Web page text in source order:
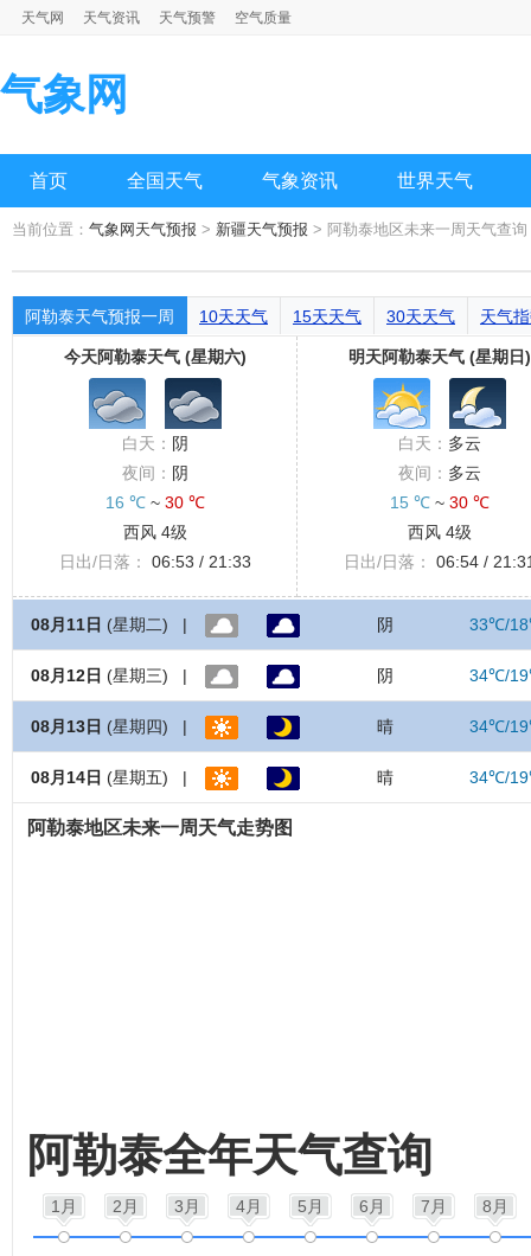
天气网 天气资讯 天气预警 空气质量
气象网
首页 全国天气 气象资讯 世界天气
当前位置： 气象网天气预报 > 新疆天气预报 > 阿勒泰地区未来一周天气查询
阿勒泰天气预报一周 10天天气 15天天气 30天天气 天气
今天阿勒泰天气 (星期六)
白天： 阴
夜间： 阴
16 ℃~ 30 ℃
西风 4级
日出/日落：
06:53 / 21:33
明天阿勒泰天气 (星期日)
白天： 多云
夜间： 多云
15 ℃~ 30 ℃
西风 4级
日出/日落：
06:54 /
08月11日 (星期二) | 阴 33℃/
08月12日 (星期三) | 阴 34℃/
08月13日 (星期四) | 晴 34℃/
08月14日 (星期五) | 晴 34℃/
阿勒泰地区未来一周天气走势图
阿勒泰全年天气查询
1月 2月 3月 4月 5月 6月 7月 8月